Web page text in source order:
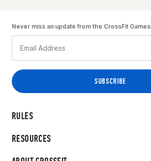
RULES
RESOURCES
Never miss an update from the CrossFit Games